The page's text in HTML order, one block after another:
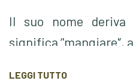
Il suo nome
significa ‘'mangiare'’,
LEGGI TUTTO